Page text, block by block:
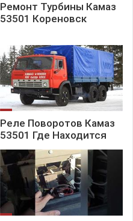
Ремонт Турбины Камаз
53501 Кореновск
Реле Поворотов Камаз
53501 Где Находится